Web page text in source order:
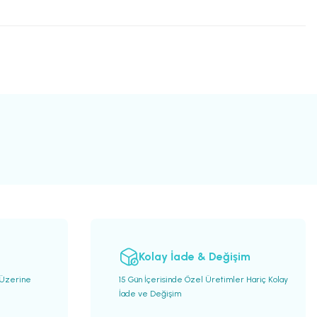
Kolay İade & Değişim
15 Gün İçerisinde Özel Üretimler Hariç Kolay
İade ve Değişim